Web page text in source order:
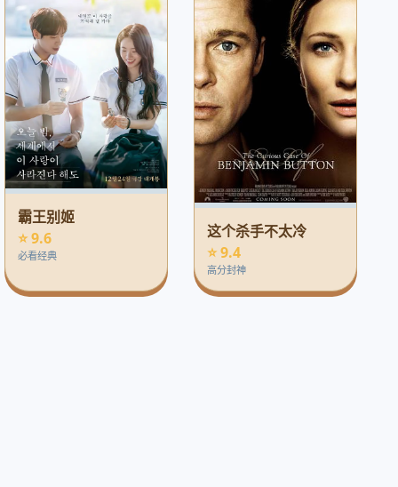
霸王别姬
⭐ 9.6
必看经典
这个杀手不太冷
⭐ 9.4
高分封神